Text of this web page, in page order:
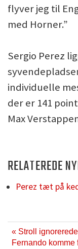
flyver jeg til
med Horner.”
Sergio Perez
individuelle
der er 141
Max
RELATEREDE
Perez tæt på
« Stroll
Fernando komme